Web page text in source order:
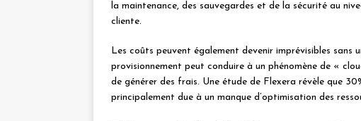
la maintenance, des sauvegardes et de la sécurité au
cliente.
Les coûts peuvent également devenir imprévisibles sans
provisionnement peut conduire à un phénomène de «
de générer des frais. Une étude de Flexera révèle que
principalement due à un manque d’optimisation des